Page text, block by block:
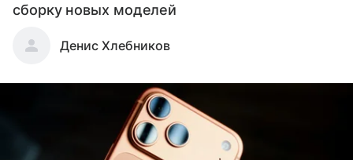
сборку новых моделей
Денис Хлебников